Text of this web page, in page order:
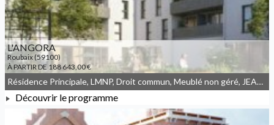
L'ANGORA
Roubaix (59100)
À PARTIR DE 188 643,00 €
Résidence Principale, LMNP, Droit commun, Meublé non géré, JEANBRUN
Découvrir le programme